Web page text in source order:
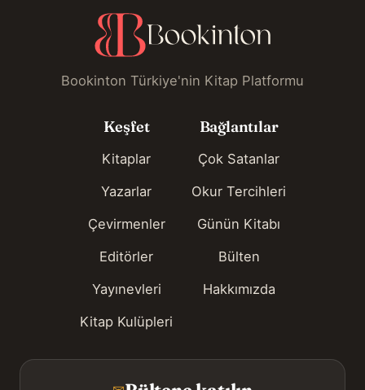
Bookinton Türkiye'nin Kitap Platformu
Keşfet
Kitaplar
Yazarlar
Çevirmenler
Editörler
Yayınevleri
Kitap Kulüpleri
Bağlantılar
Çok Satanlar
Okur Tercihleri
Günün Kitabı
Bülten
Hakkımızda